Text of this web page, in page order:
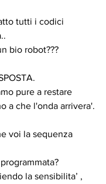
tutti i codici
bio robot???
pure a restare
a che l'onda arrivera'.
voi la sequenza
la sensibilita’ ,